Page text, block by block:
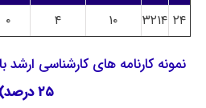
۲۴ ۳۲۱۴ ۱۰ ۴ ۰
نمونه کارنامه های کارشناسی
۲۵ درصد)